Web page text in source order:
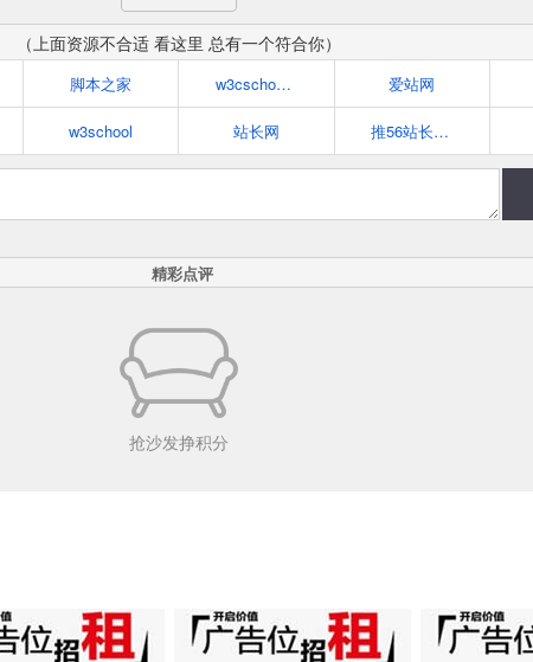
（上面资源不合适 看这里 总有一个符合你）
脚本之家 w3cschool - 学编程，从w3cschool开始 爱站网
w3school 站长网 推56站长论坛
精彩点评
抢沙发挣积分